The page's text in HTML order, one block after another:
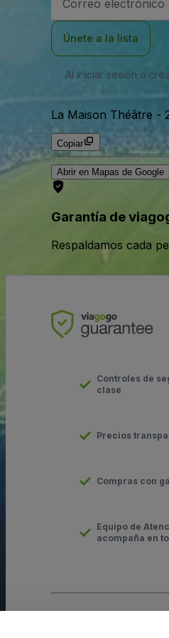
de
Únete a la lista
Al iniciar sesión o
La Maison Théâtre -
Copiar
Abrir en Mapas de Google
Garantía de
Respaldamos cada
Controles de
clase
Precios
Compras con
Equipo de
acompaña en